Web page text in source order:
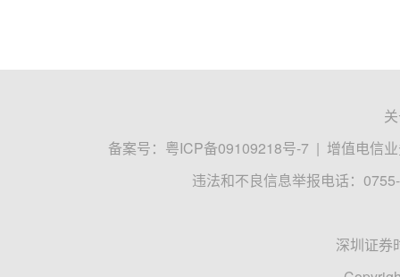
备案号： 粤ICP备09109218号-7 | 增值电信
违法和不良信息举报电话：
深圳证券